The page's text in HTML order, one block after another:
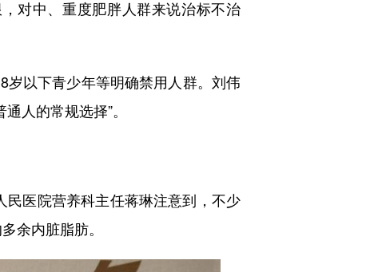
对中、重度肥胖人群来说治标不治
以下青少年等明确禁用人群。刘伟
人的常规选择”。
医院营养科主任蒋琳注意到，不少
余内脏脂肪。